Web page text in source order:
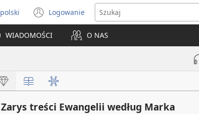
Wybór
języka
polski Logowanie
(opens
new
window)
WIADOMOŚCI O NAS
Zarys treści Ewangelii według Marka